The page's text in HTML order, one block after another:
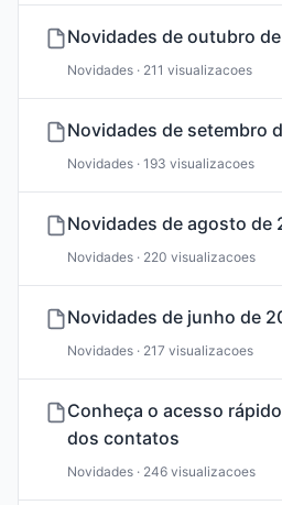
Novidades de outubro
Novidades · 211 visualizacoes
Novidades de setembro
Novidades · 193 visualizacoes
Novidades de agosto de
Novidades · 220 visualizacoes
Novidades de junho de
Novidades · 217 visualizacoes
Conheça o acesso
dos contatos
Novidades · 246 visualizacoes